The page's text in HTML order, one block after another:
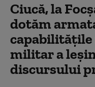
Ciucă, la
dotăm
capabilităţile
militar a
discursului